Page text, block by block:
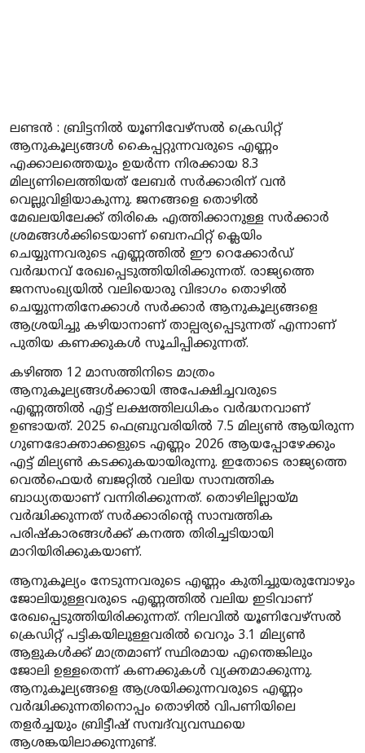
ലണ്ടൻ : ബ്രിട്ടനിൽ യൂണിവേഴ്സൽ ക്രെഡിറ്റ്
ആനുകൂല്യങ്ങൾ കൈപ്പറ്റുന്നവരുടെ എണ്ണം
എക്കാലത്തെയും ഉയർന്ന നിരക്കായ 8.3
മില്യണിലെത്തിയത് ലേബർ സർക്കാരിന് വൻ
വെല്ലുവിളിയാകുന്നു. ജനങ്ങളെ തൊഴിൽ
മേഖലയിലേക്ക് തിരികെ എത്തിക്കാനുള്ള സർക്കാർ
ശ്രമങ്ങൾക്കിടെയാണ് ബെനഫിറ്റ് ക്ലെയിം
ചെയ്യുന്നവരുടെ എണ്ണത്തിൽ ഈ റെക്കോർഡ്
വർദ്ധനവ് രേഖപ്പെടുത്തിയിരിക്കുന്നത്. രാജ്യത്തെ
ജനസംഖ്യയിൽ വലിയൊരു വിഭാഗം തൊഴിൽ
ചെയ്യുന്നതിനേക്കാൾ സർക്കാർ ആനുകൂല്യങ്ങളെ
ആശ്രയിച്ചു കഴിയാനാണ് താല്പര്യപ്പെടുന്നത് എന്നാണ്
പുതിയ കണക്കുകൾ സൂചിപ്പിക്കുന്നത്.
കഴിഞ്ഞ 12 മാസത്തിനിടെ മാത്രം
ആനുകൂല്യങ്ങൾക്കായി അപേക്ഷിച്ചവരുടെ
എണ്ണത്തിൽ എട്ട് ലക്ഷത്തിലധികം വർദ്ധനവാണ്
ഉണ്ടായത്. 2025 ഫെബ്രുവരിയിൽ 7.5 മില്യൺ ആയിരുന്ന
ഗുണഭോക്താക്കളുടെ എണ്ണം 2026 ആയപ്പോഴേക്കും
എട്ട് മില്യൺ കടക്കുകയായിരുന്നു. ഇതോടെ രാജ്യത്തെ
വെൽഫെയർ ബജറ്റിൽ വലിയ സാമ്പത്തിക
ബാധ്യതയാണ് വന്നിരിക്കുന്നത്. തൊഴിലില്ലായ്മ
വർദ്ധിക്കുന്നത് സർക്കാരിന്റെ സാമ്പത്തിക
പരിഷ്കാരങ്ങൾക്ക് കനത്ത തിരിച്ചടിയായി
മാറിയിരിക്കുകയാണ്.
ആനുകൂല്യം നേടുന്നവരുടെ എണ്ണം കുതിച്ചുയരുമ്പോഴും
ജോലിയുള്ളവരുടെ എണ്ണത്തിൽ വലിയ ഇടിവാണ്
രേഖപ്പെടുത്തിയിരിക്കുന്നത്. നിലവിൽ യൂണിവേഴ്സൽ
ക്രെഡിറ്റ് പട്ടികയിലുള്ളവരിൽ വെറും 3.1 മില്യൺ
ആളുകൾക്ക് മാത്രമാണ് സ്ഥിരമായ എന്തെങ്കിലും
ജോലി ഉള്ളതെന്ന് കണക്കുകൾ വ്യക്തമാക്കുന്നു.
ആനുകൂല്യങ്ങളെ ആശ്രയിക്കുന്നവരുടെ എണ്ണം
വർദ്ധിക്കുന്നതിനൊപ്പം തൊഴിൽ വിപണിയിലെ
തളർച്ചയും ബ്രിട്ടീഷ് സമ്പദ്‌വ്യവസ്ഥയെ
ആശങ്കയിലാക്കുന്നുണ്ട്.